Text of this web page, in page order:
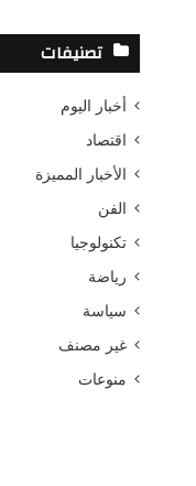
تصنيفات
أخبار اليوم
اقتصاد
الأخبار المميزة
الفن
تكنولوجيا
رياضة
سياسة
غير مصنف
منوعات